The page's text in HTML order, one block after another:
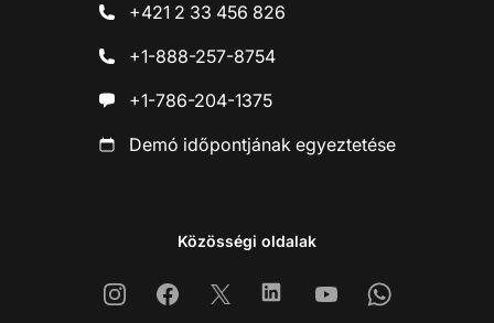
+421 2 33 456 826
+1-888-257-8754
+1-786-204-1375
Demó időpontjának egyeztetése
Közösségi oldalak
InstagramFacebook
X LinkedinYoutubeWhatsapp